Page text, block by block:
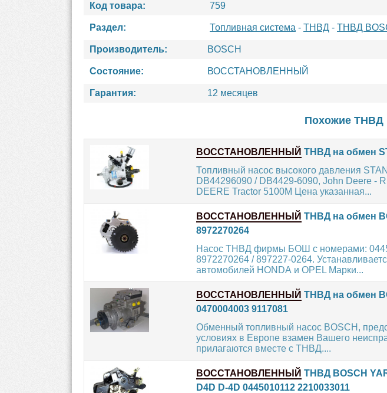
Код товара: 759
Раздел: Топливная система - ТНВД - ТНВД
Производитель: BOSCH
Состояние: ВОССТАНОВЛЕННЫЙ
Гарантия: 12 месяцев
Похожие ТНВД
ВОССТАНОВЛЕННЫЙ ТНВД на обмен
Топливный насос высокого давления
DB44296090 / DB4429-6090, John Deere -
DEERE Tractor 5100M Цена указанная...
ВОССТАНОВЛЕННЫЙ ТНВД на обмен
8972270264
Насос ТНВД фирмы БОШ с номерами:
8972270264 / 897227-0264.
автомобилей HONDA и OPEL Марки...
ВОССТАНОВЛЕННЫЙ ТНВД на обмен
0470004003 9117081
Обменный топливный насос BOSCH,
условиях в Европе взамен Вашего
прилагаются вместе с ТНВД....
ВОССТАНОВЛЕННЫЙ ТНВД BOSCH
D4D D-4D 0445010112 2210033011